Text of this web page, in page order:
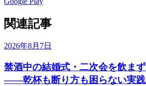
関連記事
2026年8月7日
禁酒中の結婚式・二次会を飲ま
——乾杯も断り方も困らない実践